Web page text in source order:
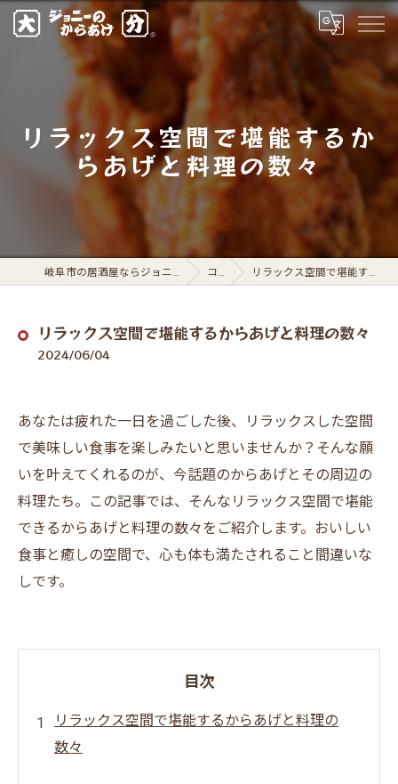
リラックス空間で堪能するか
らあげと料理の数々
岐阜市の居酒屋ならジョニーのからあげ 岐阜駅前店 コラム リラックス空間で堪能するからあげと料理の数々
リラックス空間で堪能するからあげと料理の数々
2024/06/04
あなたは疲れた一日を過ごした後、リラックスした空間
で美味しい食事を楽しみたいと思いませんか？そんな願
いを叶えてくれるのが、今話題のからあげとその周辺の
料理たち。この記事では、そんなリラックス空間で堪能
できるからあげと料理の数々をご紹介します。おいしい
食事と癒しの空間で、心も体も満たされること間違いな
しです。
目次
リラックス空間で堪能するからあげと料理の
数々